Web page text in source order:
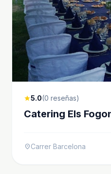
star5.0(0 reseñas)
Catering Els
location_onCarrer Barcelona